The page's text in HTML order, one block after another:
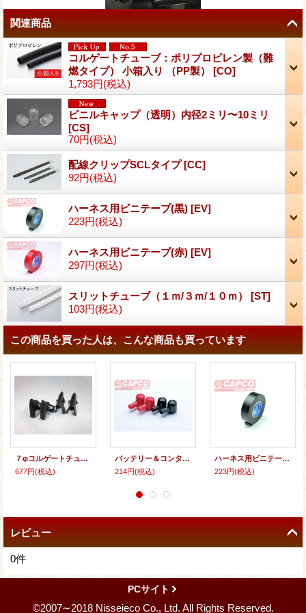
関連商品
コルゲートチューブ：ポリプロピレン製（難
燃タイプ） 小箱入り （PP製） [CO]
1,793円(税込)
ビニルキャップ（透明）内径2ミリ〜10ミリ
[CS]
70円(税込)
配線クリップSCLタイプ[CC]
92円(税込)
ハーネス用ビニテープ(黒) [EV]
223円(税込)
ハーネス用ビニテープ(赤) [EV]
297円(税込)
スリットチューブ（１ｍ/３ｍ/１０ｍ） [ST]
103円(税込)
この商品を買った人は、こんな商品も買っています
７φコルゲートチューブ用通線治具
677円(税込)
バッテリー＆コンタクター用端子キャップ
214円(税込)
ハーネス用ビニテープ(黒)
223円(税込)
レビュー
0件
PCサイト
©2007∼2018 Nisseieco Co., Ltd. All Rights Reserved.